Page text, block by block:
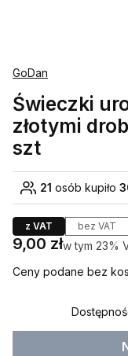
GoDan
Świeczki
złotymi
szt
21 osób kupiło
z VAT bez VAT
Cena
9,00 złw tym 23%
w tym 23%
Ceny podane bez